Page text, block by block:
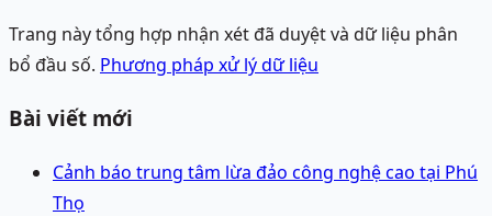
Trang này tổng hợp nhận xét đã duyệt và dữ liệu phân
bổ đầu số. Phương pháp xử lý dữ liệu
Bài viết mới
Cảnh báo trung tâm lừa đảo công nghệ cao tại Phú
Thọ